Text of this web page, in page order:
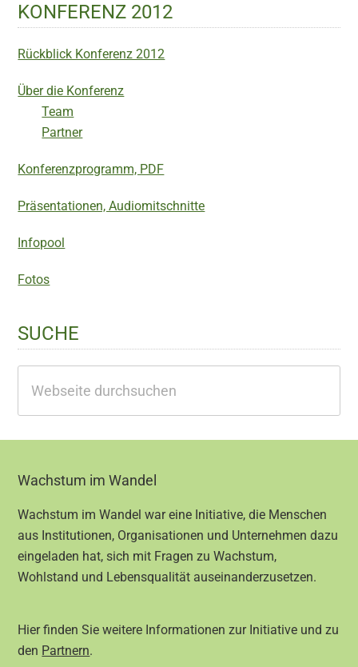
KONFERENZ 2012
Rückblick Konferenz 2012
Über die Konferenz
Team
Partner
Konferenzprogramm, PDF
Präsentationen, Audiomitschnitte
Infopool
Fotos
SUCHE
durchsuchen
Footer
Wachstum im Wandel
Wachstum im Wandel war eine Initiative, die Menschen
aus Institutionen, Organisationen und Unternehmen dazu
eingeladen hat, sich mit Fragen zu Wachstum,
Wohlstand und Lebensqualität auseinanderzusetzen.
Hier finden Sie weitere Informationen zur Initiative und zu
den Partnern.